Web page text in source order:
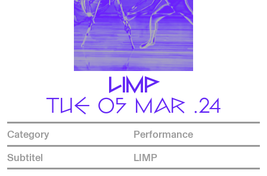
LIMP
TUE 05 MAR .24
Category
Performance
Subtitel
LIMP